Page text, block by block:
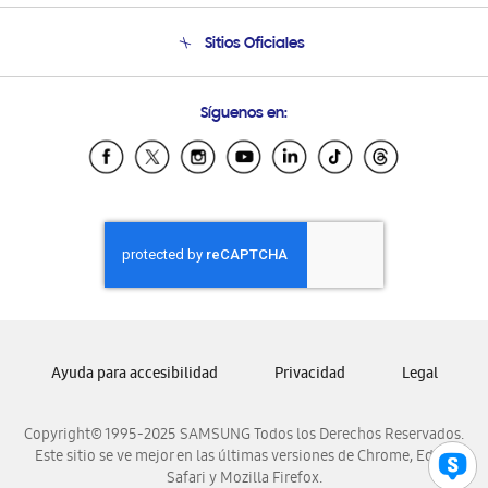
Soporte vía eMail
Sitios Oficiales
Samsung Ecuador
Samsung El Salvador
Samsung Honduras
Samsung Nicaragua
Samsung Panamá
Samsung Venezuela
Síguenos en:
Copyright© 1995-2025 SAMSUNG Todos los Derechos Reservados.
Este sitio se ve mejor en las últimas versiones de Chrome, Edge,
Safari y Mozilla Firefox.
Ayuda para accesibilidad Privacidad Legal